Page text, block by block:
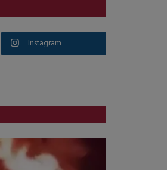
Instagram